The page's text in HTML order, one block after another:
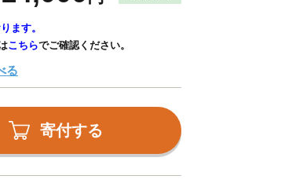
ます。
こちらでご確認ください。
る
寄付する